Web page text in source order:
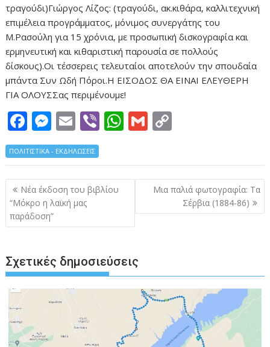
τραγούδι)Γιώργος Λίζος: (τραγούδι, ακ.κιθάρα, καλλιτεχνική
επιμέλεια προγράμματος, μόνιμος συνεργάτης του
Μ.Ρασούλη για 15 χρόνια, με προσωπική δισκογραφία και
ερμηνευτική και κιθαριστική παρουσία σε πολλούς
δίσκους).Οι τέσσερεις τελευταίοι αποτελούν την σπουδαία
μπάντα Συν Ωδή Πόροι.Η ΕΙΣΟΔΟΣ ΘΑ ΕΙΝΑΙ ΕΛΕΥΘΕΡΗ
ΓΙΑ ΟΛΟΥΣΣας περιμένουμε!
F
ac
e
b
o
o
M
e
ss
e
n
g
E
m
ai
l
Vi
er
W
at
s
p
G
ai
l
p
y
Li
n
ΠΟΛΙΤΙΣΤΙΚΑ - ΕΚΔΗΛΩΣΕΙΣ
Πλοήγηση
άρθρων
Νέα έκδοση του βιβλίου
“Μόκρο η λαϊκή μας
παράδοση”
Μια παλιά φωτογραφία: Τα
Σέρβια (1884-86)
Σχετικές δημοσιεύσεις